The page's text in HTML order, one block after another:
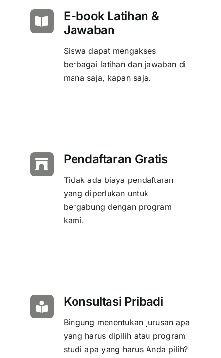
E-book Latihan &
Jawaban
Siswa dapat mengakses
berbagai latihan dan jawaban di
mana saja, kapan saja.
Pendaftaran Gratis
Tidak ada biaya pendaftaran
yang diperlukan untuk
bergabung dengan program
kami.
Konsultasi Pribadi
Bingung menentukan jurusan apa
yang harus dipilih atau program
studi apa yang harus Anda pilih?